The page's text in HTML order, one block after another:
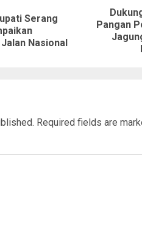
Serang
Nasional
Pangan
Required fields are